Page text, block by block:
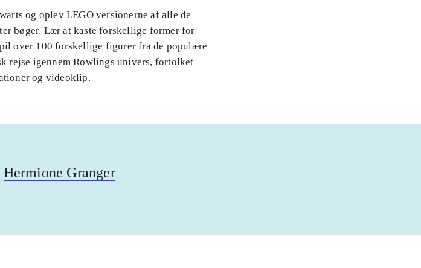
og oplev LEGO versionerne af alle de
bøger. Lær at kaste forskellige former for
over 100 forskellige figurer fra de populære
rejse igennem Rowlings univers, fortolket
og videoklip.
Hermione Granger